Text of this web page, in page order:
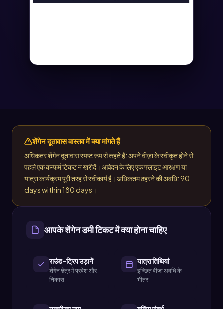
शेंगेन दूतावास वास्तव में क्या मांगते हैं
अधिकतर शेंगेन दूतावास स्पष्ट रूप से कहते हैं: अपने वीज़ा के स्वीकृत होने से
पहले एक कन्फर्म टिकट न खरीदें। आवेदन के लिए एक फ्लाइट आरक्षण या
यात्रा कार्यक्रम पूरी तरह से स्वीकार्य है। अधिकतम ठहरने की अवधि: 90
days within 180 days।
आपके शेंगेन डमी टिकट में क्या होना चाहिए
राउंड-ट्रिप उड़ानें
शेंगेन क्षेत्र में प्रवेश और
निकास
यात्रा तिथियां
इच्छित वीज़ा अवधि के
भीतर